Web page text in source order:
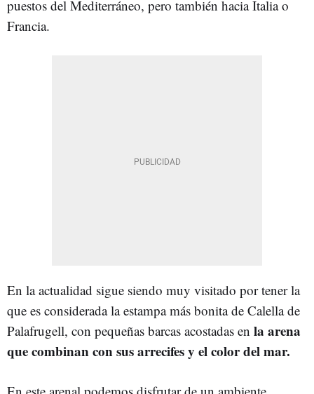
puestos del Mediterráneo, pero también hacia Italia o
Francia.
En la actualidad sigue siendo muy visitado por tener la
que es considerada la estampa más bonita de Calella de
Palafrugell, con pequeñas barcas acostadas en la arena
que combinan con sus arrecifes y el color del mar.